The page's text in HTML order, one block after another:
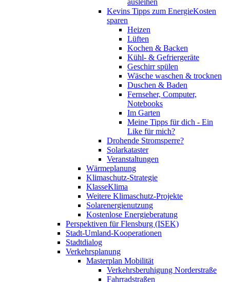
ausleihen
Kevins Tipps zum EnergieKosten
sparen
Heizen
Lüften
Kochen & Backen
Kühl- & Gefriergeräte
Geschirr spülen
Wäsche waschen & trocknen
Duschen & Baden
Fernseher, Computer,
Notebooks
Im Garten
Meine Tipps für dich - Ein
Like für mich?
Drohende Stromsperre?
Solarkataster
Veranstaltungen
Wärmeplanung
Klimaschutz-Strategie
KlasseKlima
Weitere Klimaschutz-Projekte
Solarenergienutzung
Kostenlose Energieberatung
Perspektiven für Flensburg (ISEK)
Stadt-Umland-Kooperationen
Stadtdialog
Verkehrsplanung
Masterplan Mobilität
Verkehrsberuhigung Norderstraße
Fahrradstraßen